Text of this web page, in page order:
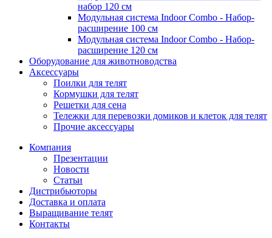
набор 120 см
Модульная система Indoor Combo - Набор-
расширение 100 см
Модульная система Indoor Combo - Набор-
расширение 120 см
Оборудование для животноводства
Аксессуары
Поилки для телят
Кормушки для телят
Решетки для сена
Тележки для перевозки домиков и клеток для телят
Прочие аксессуары
Компания
Презентации
Новости
Статьи
Дистрибьюторы
Доставка и оплата
Выращивание телят
Контакты